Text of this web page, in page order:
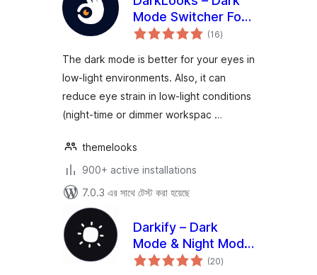
Mode Switcher For
WordPress
(16total
ratings
)
The dark mode is better for your eyes in
low-light environments. Also, it can
reduce eye strain in low-light conditions
(night-time or dimmer workspac …
themelooks
900+ active installations
7.0.3 এর সাথে টেস্ট করা হয়েছে
Darkify – Dark
Mode & Night Mode
for Website &
(20total
ratings
)